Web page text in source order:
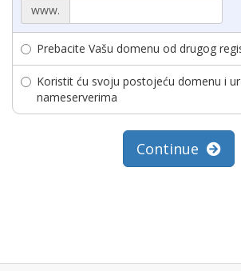
www.
Prebacite Vašu domenu od drugog
Koristit ću svoju postojeću domenu i
nameserverima
Continue